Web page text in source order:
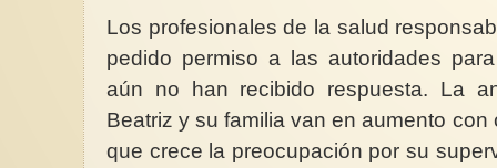
Los profesionales de la salud
pedido permiso a las autoridades
aún no han recibido respuesta. La
Beatriz y su familia van en aumento
que crece la preocupación por su